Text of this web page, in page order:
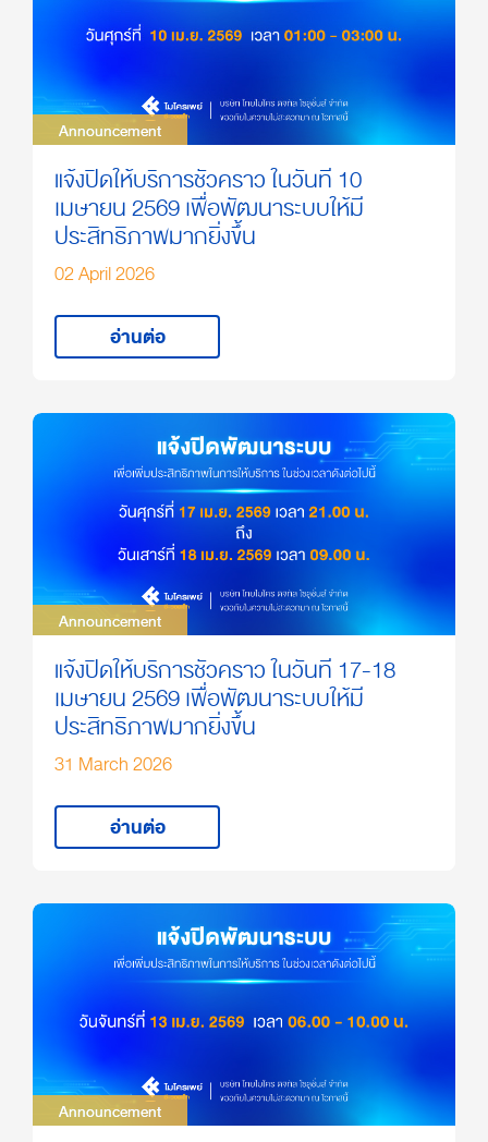
Announcement
Announcement
แจ้งปิดให้บริการชั่วคราว ในวันที่ 10
เมษายน 2569 เพื่อพัฒนาระบบให้มี
ประสิทธิภาพมากยิ่งขึ้น
02 April 2026
อ่านต่อ
Announcement
Announcement
แจ้งปิดให้บริการชั่วคราว ในวันที่ 17-18
เมษายน 2569 เพื่อพัฒนาระบบให้มี
ประสิทธิภาพมากยิ่งขึ้น
31 March 2026
อ่านต่อ
Announcement
Announcement